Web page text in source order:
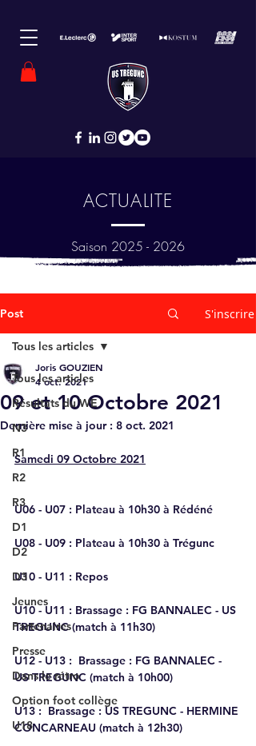
ACTUALITE
Saison 2025 - 2026
Post S'inscrire
Tous les articles
Résultats du WE
N3
R1
R2
R3
D1
D2
D3
Jeunes
Partenaires
Presse
Dans le rétro
Option foot collège
U18
Tous les articles
09 et 10 Octobre 2021
Joris GOUZIEN
4 oct. 2021
Dernière mise à jour : 8 oct. 2021
Samedi 09 Octobre 2021
U06 - U07 : Plateau à 10h30 à Rédéné
U08 - U09 : Plateau à 10h30 à Trégunc
U10 - U11 : Repos
U10 - U11 : Brassage : FG BANNALEC - US
TREGUNC (match à 11h30)
U12 - U13 : Brassage : FG BANNALEC -
US TREGUNC (match à 10h00)
U13 : Brassage : US TREGUNC - HERMINE
CONCARNEAU (match à 12h30)